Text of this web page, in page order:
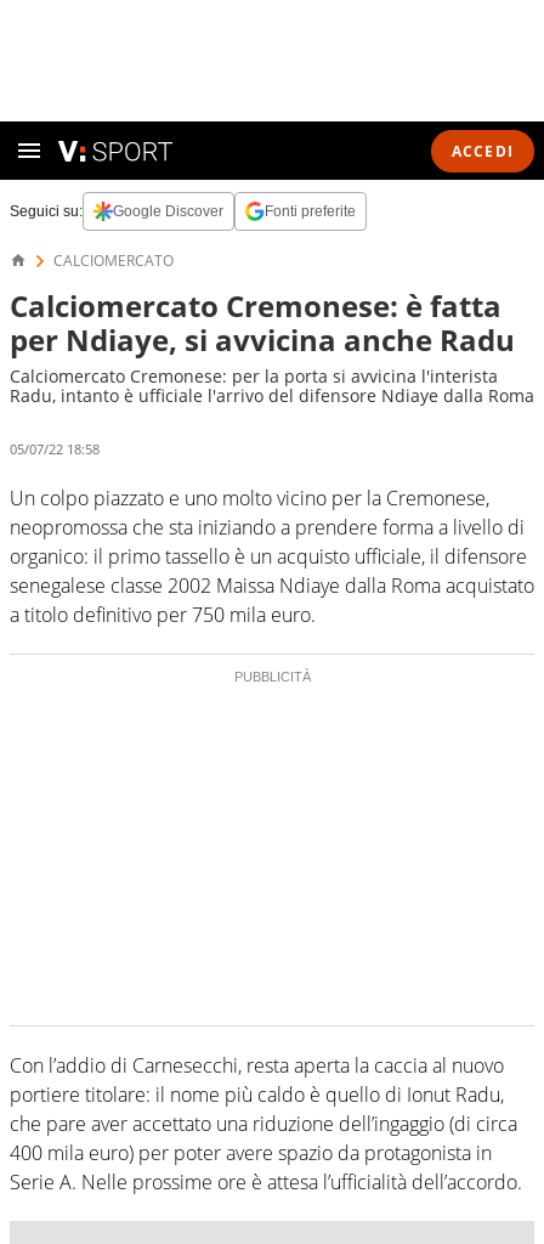
ACCEDI
Seguici su: Google Discover Fonti preferite
CALCIOMERCATO
Calciomercato Cremonese: è fatta
per Ndiaye, si avvicina anche Radu
Calciomercato Cremonese: per la porta si avvicina l'interista
Radu, intanto è ufficiale l'arrivo del difensore Ndiaye dalla Roma
05/07/22 18:58
Un colpo piazzato e uno molto vicino per la Cremonese,
neopromossa che sta iniziando a prendere forma a livello di
organico: il primo tassello è un acquisto ufficiale, il difensore
senegalese classe 2002 Maissa Ndiaye dalla Roma acquistato
a titolo definitivo per 750 mila euro.
Con l’addio di Carnesecchi, resta aperta la caccia al nuovo
portiere titolare: il nome più caldo è quello di Ionut Radu,
che pare aver accettato una riduzione dell’ingaggio (di circa
400 mila euro) per poter avere spazio da protagonista in
Serie A. Nelle prossime ore è attesa l’ufficialità dell’accordo.